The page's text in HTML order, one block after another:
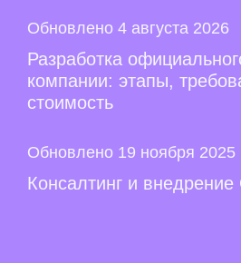
Обновлено 4 августа 2026
Разработка
компании: этапы,
стоимость
Обновлено 19 ноября 2025
Консалтинг и внедрение